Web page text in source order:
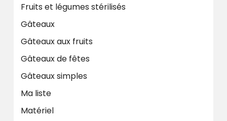
Fruits et légumes stérilisés
Gâteaux
Gâteaux aux fruits
Gâteaux de fêtes
Gâteaux simples
Ma liste
Matériel